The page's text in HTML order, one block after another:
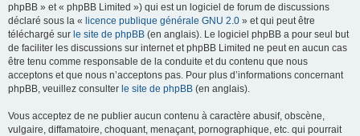
phpBB » et « phpBB Limited ») qui est un logiciel de forum de discussions
déclaré sous la « licence publique générale GNU 2.0 » et qui peut être
téléchargé sur le site de phpBB (en anglais). Le logiciel phpBB a pour seul but
de faciliter les discussions sur internet et phpBB Limited ne peut en aucun cas
être tenu comme responsable de la conduite et du contenu que nous
acceptons et que nous n’acceptons pas. Pour plus d’informations concernant
phpBB, veuillez consulter le site de phpBB (en anglais).
Vous acceptez de ne publier aucun contenu à caractère abusif, obscène,
vulgaire, diffamatoire, choquant, menaçant, pornographique, etc. qui pourrait